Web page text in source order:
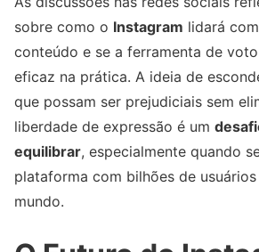
sobre como o Instagram lidará
conteúdo e se a ferramenta de
eficaz na prática. A ideia de
que possam ser prejudiciais sem
liberdade de expressão é um
equilibrar, especialmente quando
plataforma com bilhões de
mundo.